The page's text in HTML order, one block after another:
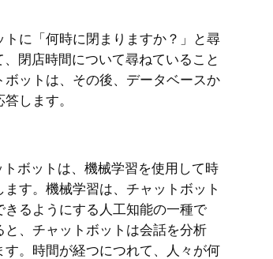
に「何時に閉まりますか？」と尋
閉店時間について尋ねていること
ボットは、その後、データベースか
します。
ボットは、機械学習を使用して時
す。機械学習は、チャットボット
るようにする人工知能の一種で
、チャットボットは会話を分析
す。時間が経つにつれて、人々が何